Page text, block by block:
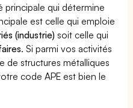
principale qui détermine
est celle qui emploie
(industrie) soit celle qui
. Si parmi vos activités
de structures métalliques
code APE est bien le